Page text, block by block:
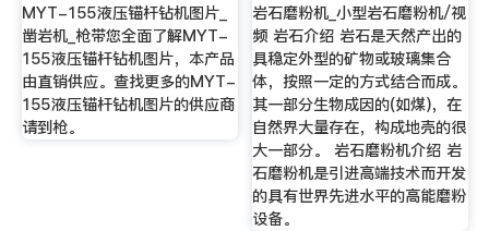
MYT-155液压锚杆钻机图片_
凿岩机_枪带您全面了解MYT-
155液压锚杆钻机图片，本产品
由直销供应。查找更多的MYT-
155液压锚杆钻机图片的供应商
请到枪。
岩石磨粉机_小型岩石磨粉机/视
频 岩石介绍 岩石是天然产出的
具稳定外型的矿物或玻璃集合
体，按照一定的方式结合而成。
其一部分生物成因的(如煤)，在
自然界大量存在，构成地壳的很
大一部分。 岩石磨粉机介绍 岩
石磨粉机是引进高端技术而开发
的具有世界先进水平的高能磨粉
设备。